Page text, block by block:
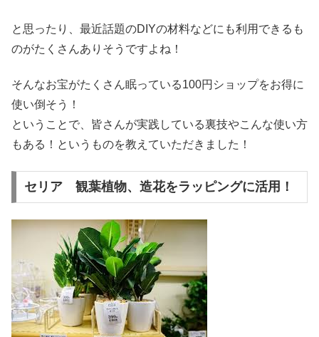
と思ったり、最近話題のDIYの材料などにも利用できるも
のがたくさんありそうですよね！
そんなお宝がたくさん眠っている100円ショップをお得に
使い倒そう！
ということで、皆さんが実践している裏技やこんな使い方
もある！というものを教えていただきました！
セリア 観葉植物、造花をラッピングに活用！